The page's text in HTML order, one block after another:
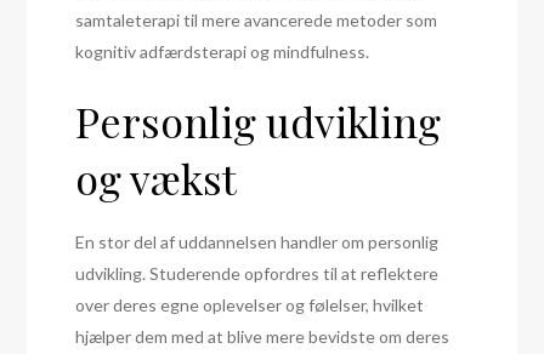
samtaleterapi til mere avancerede metoder som
kognitiv adfærdsterapi og mindfulness.
Personlig udvikling
og vækst
En stor del af uddannelsen handler om personlig
udvikling. Studerende opfordres til at reflektere
over deres egne oplevelser og følelser, hvilket
hjælper dem med at blive mere bevidste om deres